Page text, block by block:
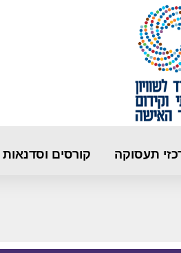
תעסוקה קורסים וסדנאות